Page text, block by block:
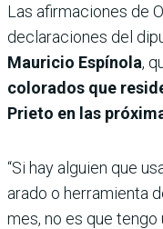
Las afirmaciones de
declaraciones del
Mauricio Espínola,
colorados que
Prieto en las
“Si hay alguien que
arado o herramienta
mes, no es que